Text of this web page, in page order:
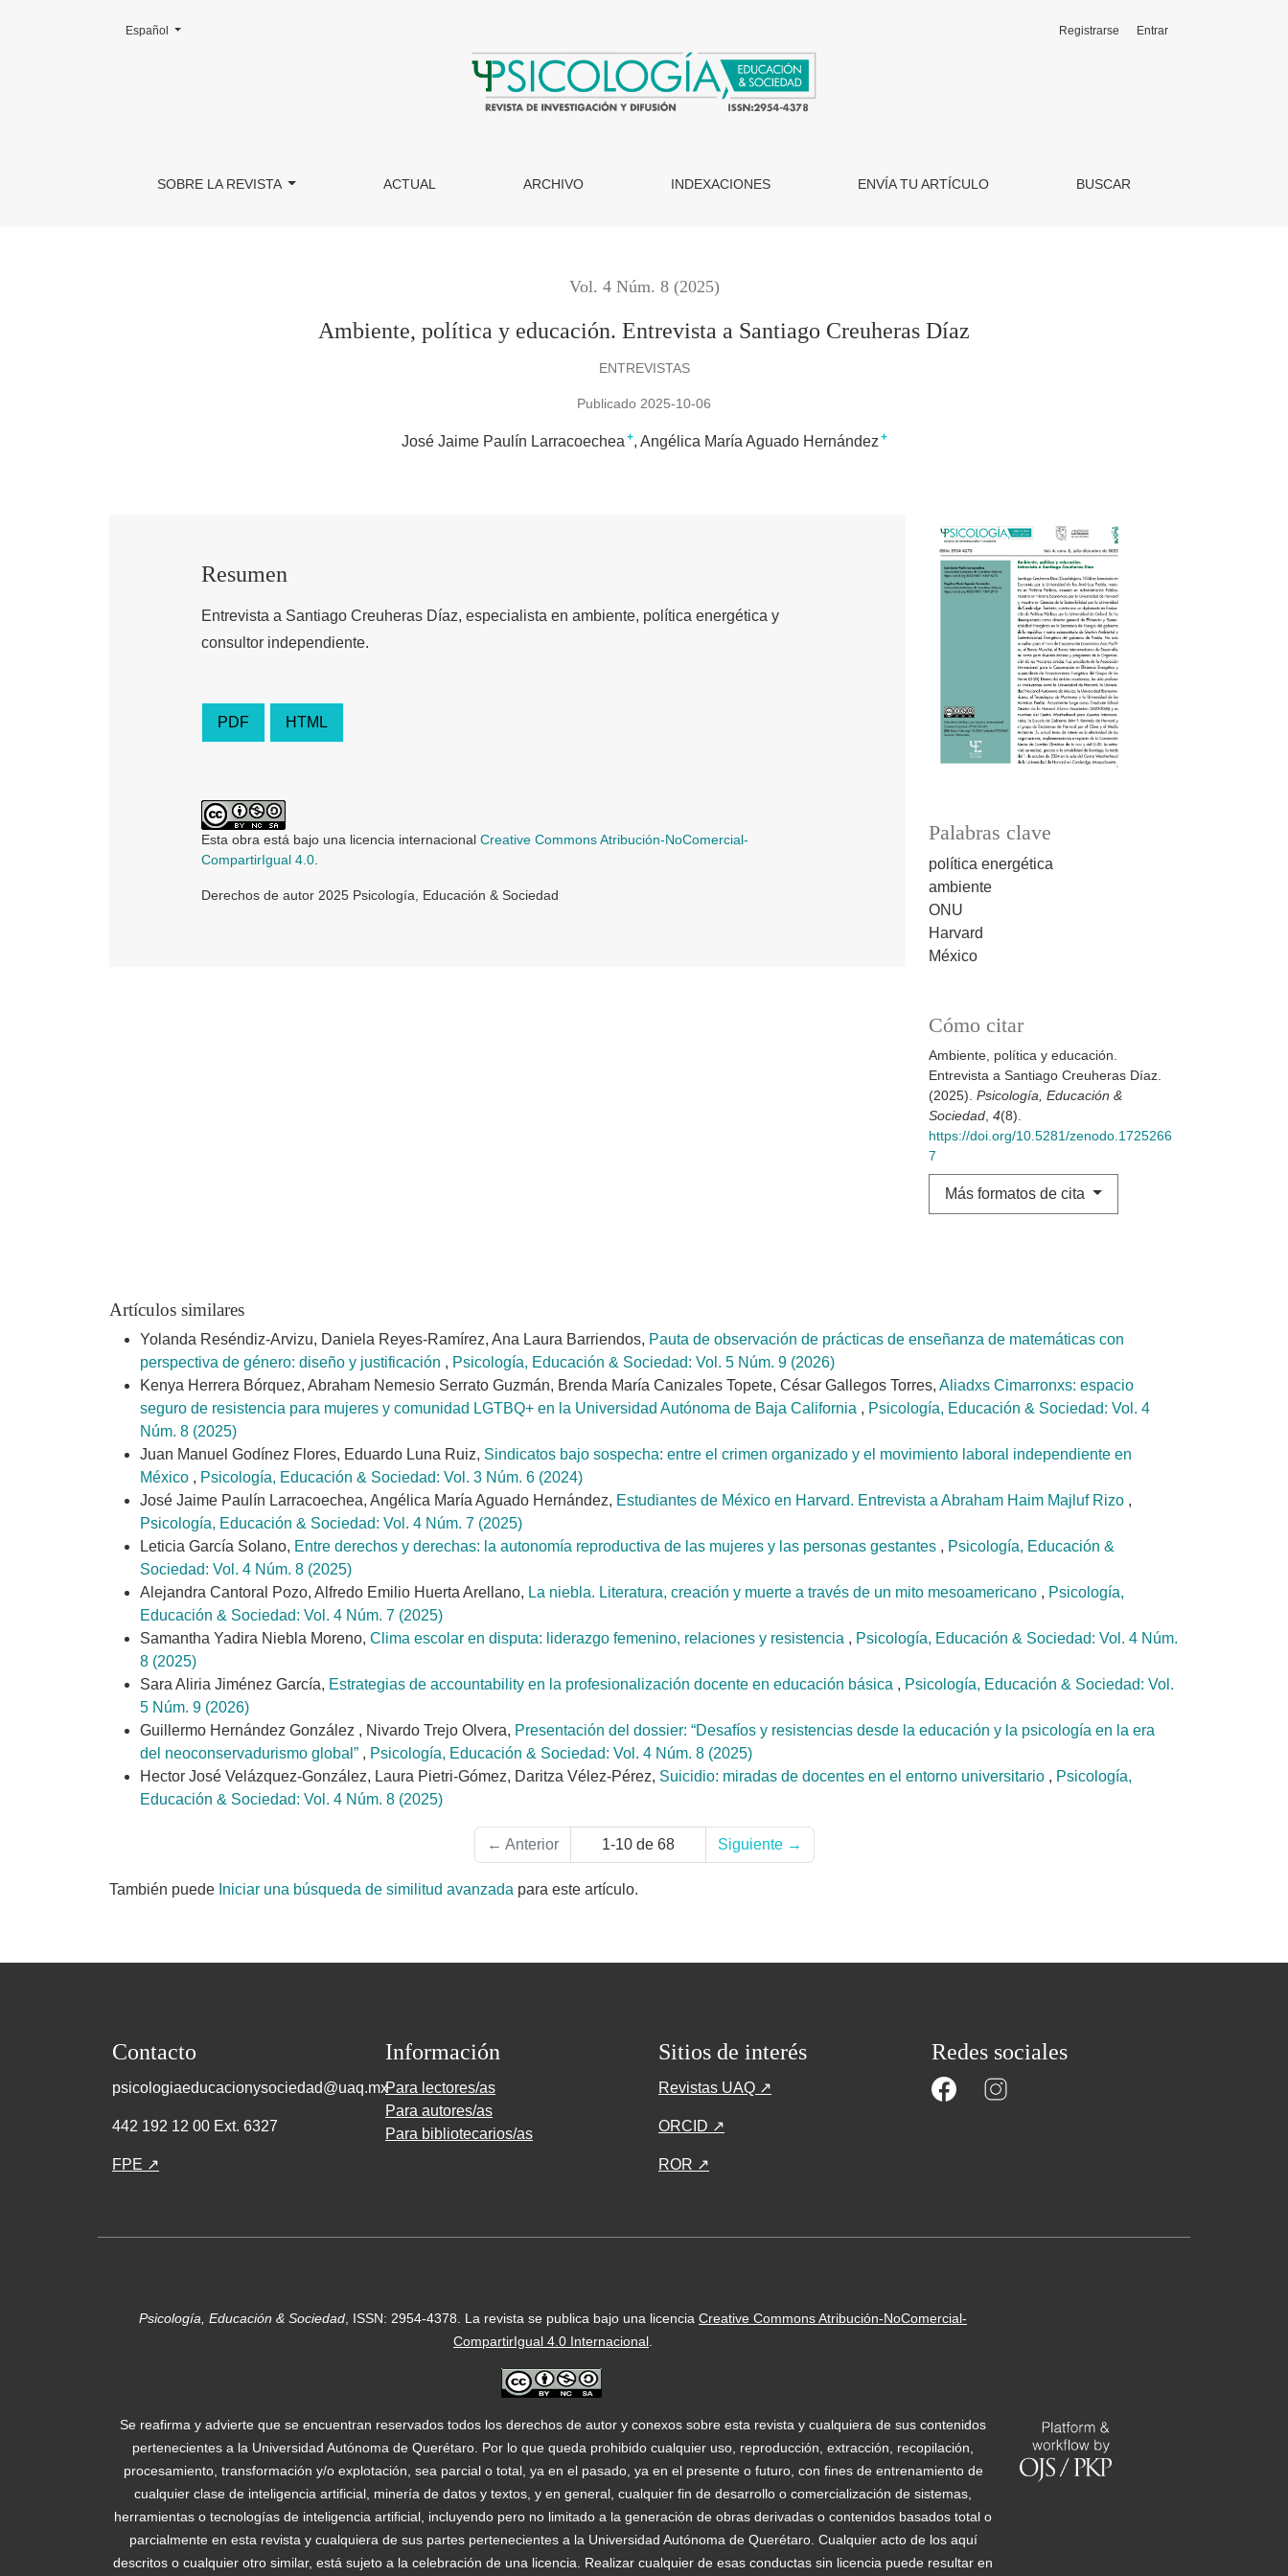
Ambiente, política y educación. Entrevista a Santiago Creuheras Díaz
SOBRE LA REVISTA ACTUAL ARCHIVO INDEXACIONES ENVÍA TU ARTÍCULO BUSCAR
Registrarse Entrar
Cambiar el idioma. El actual es:
Español
Vol. 4 Núm. 8 (2025)
Ambiente, política y educación. Entrevista a Santiago Creuheras Díaz
ENTREVISTAS
Publicado 2025-10-06
José Jaime Paulín Larracoechea + Angélica María Aguado Hernández +
Palabras clave
política energética
ambiente
ONU
Harvard
México
Cómo citar
Ambiente, política y educación.
Entrevista a Santiago Creuheras Díaz.
(2025). Psicología, Educación &
Sociedad 4(8).
https://doi.org/10.5281/zenodo.1725266
7
Más formatos de cita
Resumen
Entrevista a Santiago Creuheras Díaz, especialista en ambiente, política energética y
consultor independiente.
PDF HTML
Esta obra está bajo una licencia internacional Creative Commons Atribución-NoComercial-
CompartirIgual 4.0.
Derechos de autor 2025 Psicología, Educación & Sociedad
Artículos similares
Yolanda Reséndiz-Arvizu, Daniela Reyes-Ramírez, Ana Laura Barriendos, Pauta de observación de prácticas de enseñanza de matemáticas con
perspectiva de género: diseño y justificación , Psicología, Educación & Sociedad: Vol. 5 Núm. 9 (2026)
Kenya Herrera Bórquez, Abraham Nemesio Serrato Guzmán, Brenda María Canizales Topete, César Gallegos Torres, Aliadxs Cimarronxs: espacio
seguro de resistencia para mujeres y comunidad LGTBQ+ en la Universidad Autónoma de Baja California , Psicología, Educación & Sociedad: Vol. 4
Núm. 8 (2025)
Juan Manuel Godínez Flores, Eduardo Luna Ruiz, Sindicatos bajo sospecha: entre el crimen organizado y el movimiento laboral independiente en
México , Psicología, Educación & Sociedad: Vol. 3 Núm. 6 (2024)
José Jaime Paulín Larracoechea, Angélica María Aguado Hernández, Estudiantes de México en Harvard. Entrevista a Abraham Haim Majluf Rizo ,
Psicología, Educación & Sociedad: Vol. 4 Núm. 7 (2025)
Leticia García Solano, Entre derechos y derechas: la autonomía reproductiva de las mujeres y las personas gestantes , Psicología, Educación &
Sociedad: Vol. 4 Núm. 8 (2025)
Alejandra Cantoral Pozo, Alfredo Emilio Huerta Arellano, La niebla. Literatura, creación y muerte a través de un mito mesoamericano , Psicología,
Educación & Sociedad: Vol. 4 Núm. 7 (2025)
Samantha Yadira Niebla Moreno, Clima escolar en disputa: liderazgo femenino, relaciones y resistencia , Psicología, Educación & Sociedad: Vol. 4 Núm.
8 (2025)
Sara Aliria Jiménez García, Estrategias de accountability en la profesionalización docente en educación básica , Psicología, Educación & Sociedad: Vol.
5 Núm. 9 (2026)
Guillermo Hernández González , Nivardo Trejo Olvera, Presentación del dossier: “Desafíos y resistencias desde la educación y la psicología en la era
del neoconservadurismo global” , Psicología, Educación & Sociedad: Vol. 4 Núm. 8 (2025)
Hector José Velázquez-González, Laura Pietri-Gómez, Daritza Vélez-Pérez, Suicidio: miradas de docentes en el entorno universitario , Psicología,
Educación & Sociedad: Vol. 4 Núm. 8 (2025)
← Anterior 1-10 de 68 Siguiente →
También puede Iniciar una búsqueda de similitud avanzada para este artículo.
Contacto
psicologiaeducacionysociedad@uaq.mx
442 192 12 00 Ext. 6327
FPE ↗
Información
Para lectores/as
Para autores/as
Para bibliotecarios/as
Sitios de interés
Revistas UAQ ↗
ORCID ↗
ROR ↗
Redes sociales
Psicología, Educación & Sociedad , ISSN: 2954-4378. La revista se publica bajo una licencia Creative Commons Atribución-NoComercial-
CompartirIgual 4.0 Internacional
Se reafirma y advierte que se encuentran reservados todos los derechos de autor y conexos sobre esta revista y cualquiera de sus contenidos
pertenecientes a la Universidad Autónoma de Querétaro. Por lo que queda prohibido cualquier uso, reproducción, extracción, recopilación,
procesamiento, transformación y/o explotación, sea parcial o total, ya en el pasado, ya en el presente o futuro, con fines de entrenamiento de
cualquier clase de inteligencia artificial, minería de datos y textos, y en general, cualquier fin de desarrollo o comercialización de sistemas,
herramientas o tecnologías de inteligencia artificial, incluyendo pero no limitado a la generación de obras derivadas o contenidos basados total o
parcialmente en esta revista y cualquiera de sus partes pertenecientes a la Universidad Autónoma de Querétaro. Cualquier acto de los aquí
descritos o cualquier otro similar, está sujeto a la celebración de una licencia. Realizar cualquier de esas conductas sin licencia puede resultar en